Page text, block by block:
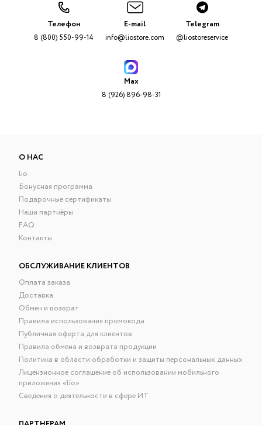
Телефон
8 (800) 550-99-14
E-mail
info@liostore.com
Telegram
@liostoreservice
Max
8 (926) 896-98-31
О НАС
lio
Бонусная программа
Подарочные сертификаты
Наши партнёры
FAQ
Контакты
ОБСЛУЖИВАНИЕ КЛИЕНТОВ
Оплата заказа
Доставка
Обмен и возврат
Правила использования промокода
Публичная оферта для клиентов
Правила обмена и возврата продукции
Политика в области обработки и защиты персональных данных
Лицензионное соглашение об использовании мобильного
приложения «lío»
Сведения о деятельности в сфере ИТ